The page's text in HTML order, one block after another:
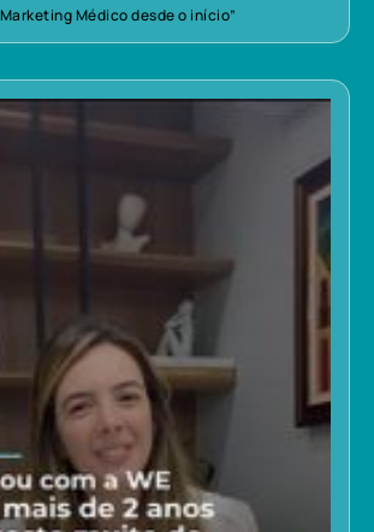
Médico desde o início”